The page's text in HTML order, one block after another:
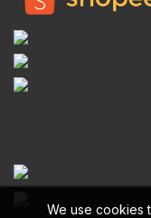
We use cookies